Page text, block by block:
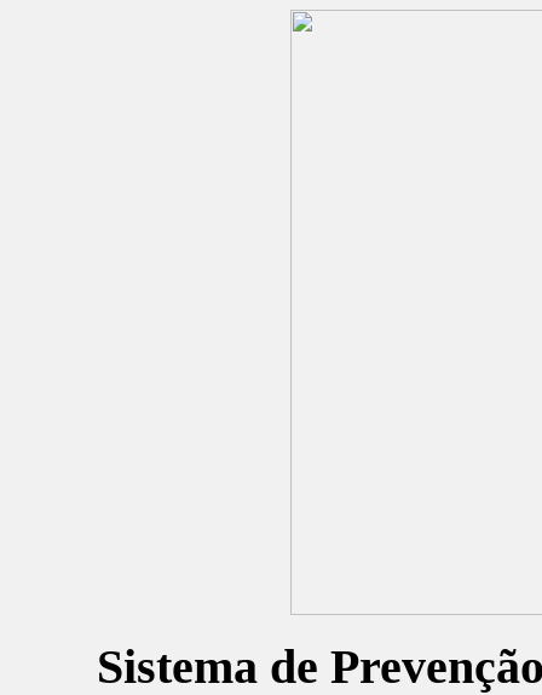
Sistema de